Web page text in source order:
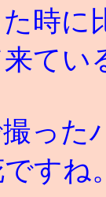
時に
てい
った
すね